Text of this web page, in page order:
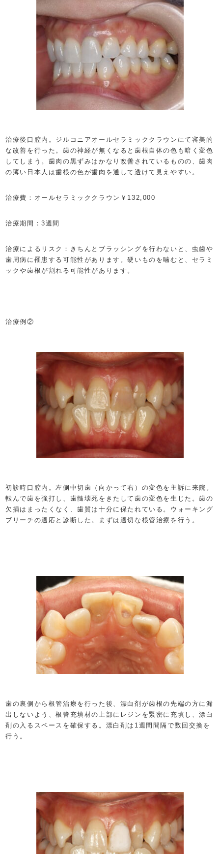
治療後口腔内。ジルコニアオールセラミッククラウンにて審美的
な改善を行った。歯の神経が無くなると歯根自体の色も暗く変色
してしまう。歯肉の黒ずみはかなり改善されているものの、歯肉
の薄い日本人は歯根の色が歯肉を通して透けて見えやすい。
治療費：オールセラミッククラウン￥132,000
治療期間：3週間
治療によるリスク：きちんとブラッシングを行わないと、虫歯や
歯周病に罹患する可能性があります。硬いものを噛むと、セラミ
ックや歯根が割れる可能性があります。
治療例②
初診時口腔内。左側中切歯（向かって右）の変色を主訴に来院。
転んで歯を強打し、歯髄壊死をきたして歯の変色を生じた。歯の
欠損はまったくなく、歯質は十分に保たれている。ウォーキング
ブリーチの適応と診断した。まずは適切な根管治療を行う。
歯の裏側から根管治療を行った後、漂白剤が歯根の先端の方に漏
出しないよう、根管充填材の上部にレジンを緊密に充填し、漂白
剤の入るスペースを確保する。漂白剤は1週間間隔で数回交換を
行う。